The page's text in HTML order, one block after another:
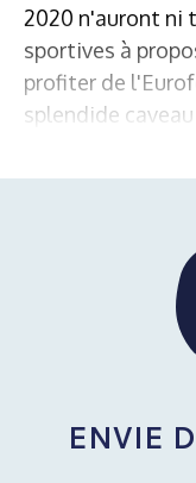
2020 n'auront ni
sportives à
profiter de
splendide
ENVIE